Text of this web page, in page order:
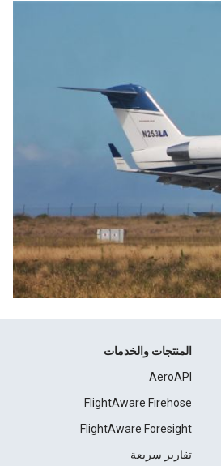
المنتجات والخدمات
AeroAPI
FlightAware Firehose
FlightAware Foresight
تقارير سريعة